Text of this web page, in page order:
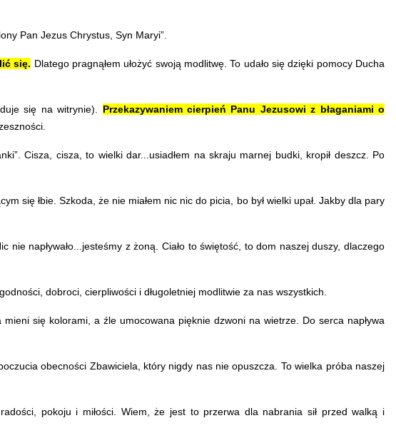
Pan Jezus Chrystus, Syn Maryi”.
się. Dlatego pragnąłem ułożyć swoją modlitwę. To udało się dzięki pomocy Ducha
się na witrynie). Przekazywaniem cierpień Panu Jezusowi z błaganiami o
Cisza, cisza, to wielki dar...usiadłem na skraju marnej budki, kropił deszcz. Po
się łbie. Szkoda, że nie miałem nic nic do picia, bo był wielki upał. Jakby dla pary
napływało...jesteśmy z żoną. Ciało to świętość, to dom naszej duszy, dlaczego
dobroci, cierpliwości i długoletniej modlitwie za nas wszystkich.
mieni się kolorami, a źle umocowana pięknie dzwoni na wietrze. Do serca napływa
obecności Zbawiciela, który nigdy nas nie opuszcza. To wielka próba naszej
pokoju i miłości. Wiem, że jest to przerwa dla nabrania sił przed walką i